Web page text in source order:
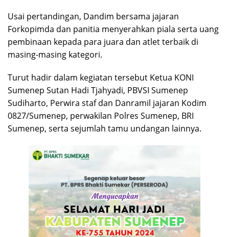
Usai pertandingan, Dandim bersama jajaran
Forkopimda dan panitia menyerahkan piala serta uang
pembinaan kepada para juara dan atlet terbaik di
masing-masing kategori.
Turut hadir dalam kegiatan tersebut Ketua KONI
Sumenep Sutan Hadi Tjahyadi, PBVSI Sumenep
Sudiharto, Perwira staf dan Danramil jajaran Kodim
0827/Sumenep, perwakilan Polres Sumenep, BRI
Sumenep, serta sejumlah tamu undangan lainnya.